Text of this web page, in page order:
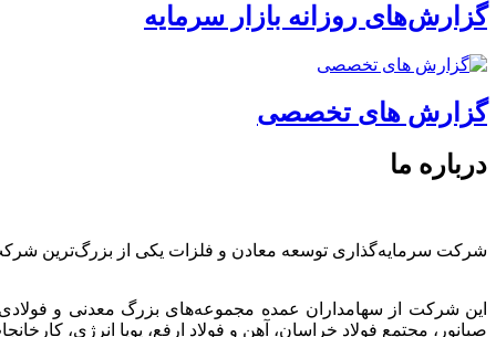
گزارش‌های روزانه بازار سرمایه
گزارش های تخصصی
درباره ما
شرکت سرمایه‌گذاری توسعه معادن و فلزات یکی از بزرگ‌ترین
این شرکت از سهامداران عمده مجموعه‌های بزرگ معدنی و
صبانور، مجتمع فولاد خراسان، آهن و فولاد ارفع، پویا انرژی،